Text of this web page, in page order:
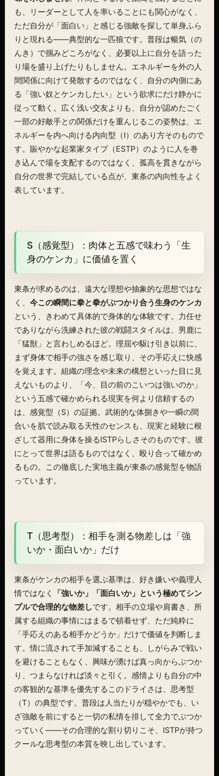
も、リーダーとして人を率いることにも関心がなく、
ただ自分が「面白い」と感じる強敵を探して単身ふら
りと現れる——典型的な一匹狼です。普段は暢気（の
んき）で掴みどころがなく、必要以上に自分を語った
り場を盛り上げたりもしません。エネルギーを外の人
間関係に向けて発散するのではなく、自分の内側にあ
る「強い奴とケンカしたい」という欲求にだけ静かに
従って動く。広く浅い交友よりも、自分が認めたごく
一部の好敵手との関係だけを重んじるこの姿勢は、エ
ネルギーを内へ向ける内向型（I）のあり方そのもので
す。賑やかな起業家タイプ（ESTP）のように人を巻
き込んで場を支配するのではなく、孤高を貫きながら
自分の世界で完結している点が、東条の内向性をよく
表しています。
S（感覚型）：肉体と五感で味わう「生
身のケンカ」に価値を置く
東条が求めるのは、遠大な理想や抽象的な思想ではな
く、 今この瞬間に拳と拳がぶつかり合う生身のケンカ
という、きわめて具体的で身体的な体験です。力任せ
でありながら洗練された彼の戦闘スタイルは、男鹿に
「猛獣」と言わしめるほど。理屈や駆け引き以前に、
まず身体で相手の強さを感じ取り、その手応えに快感
を覚えます。組織の理念や未来の構想といった目に見
えないものより、「今、目の前のこいつは強いのか」
という五感で確かめられる現実を何より信頼するの
は、感覚型（S）の証拠。武術的な体捌きや一瞬の間
合いを肌で読み取る天性のセンスも、現実と経験に根
ざして器用に身体を操るISTPらしさそのものです。彼
にとって世界は語るものではなく、殴り合って確かめ
るもの。この徹底した実地主義が東条の感覚型を物語
っています。
T（思考型）：相手を測る物差しは「強
いか・面白いか」だけ
東条がケンカの相手を選ぶ基準は、好き嫌いや義理人
情ではなく
「強いか」「面白いか」という極めてシン
プルで合理的な物差しです。相手の立場や肩書き、所
属する組織の事情にはまるで頓着せず、ただ純粋に
「手応えのある相手かどうか」だけで価値を判断しま
す。情に流されて手加減することも、しがらみで戦い
を避けることもなく、興味が湧けば真っ向からぶつか
り、つまらなければ淡々と引く。感情よりも自分の中
の客観的な基準を優先するこのドライさは、思考型
（T）の典型です。普段は人当たりが穏やかでも、い
ざ強敵を前にすると一切の私情を排して全力でぶつか
っていく——その合理的な割り切りこそ、ISTPが持つ
クールな思考型の本質を映し出しています。